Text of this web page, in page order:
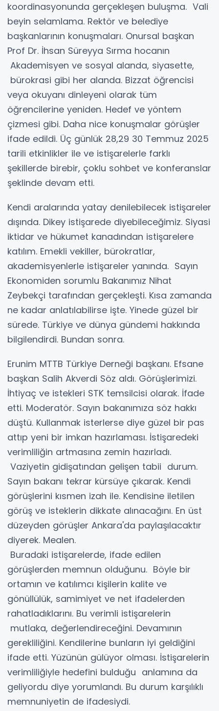
koordinasyonunda gerçekleşen buluşma. Vali
beyin selamlama. Rektör ve belediye
başkanlarının konuşmaları. Onursal başkan
Prof Dr. İhsan Süreyya Sırma hocanın
Akademisyen ve sosyal alanda, siyasette,
bürokrasi gibi her alanda. Bizzat öğrencisi
veya okuyanı dinleyeni olarak tüm
öğrencilerine yeniden. Hedef ve yöntem
çizmesi gibi. Daha nice konuşmalar görüşler
ifade edildi. Üç günlük 28,29 30 Temmuz 2025
tarili etkinlikler ile ve istişarelerle farklı
şekillerde birebir, çoklu sohbet ve konferanslar
şeklinde devam etti.
Kendi aralarında yatay denilebilecek istişareler
dışında. Dikey istişarede diyebileceğimiz. Siyasi
iktidar ve hükumet kanadından istişarelere
katılım. Emekli vekiller, bürokratlar,
akademisyenlerle istişareler yanında. Sayın
Ekonomiden sorumlu Bakanımız Nihat
Zeybekçi tarafından gerçekleşti. Kısa zamanda
ne kadar anlatılabilirse işte. Yinede güzel bir
sürede. Türkiye ve dünya gündemi hakkında
bilgilendirdi. Bundan sonra.
Erunim MTTB Türkiye Derneği başkanı. Efsane
başkan Salih Akverdi Söz aldı. Görüşlerimizi.
İhtiyaç ve istekleri STK temsilcisi olarak. İfade
etti. Moderatör. Sayın bakanımıza söz hakkı
düştü. Kullanmak isterlerse diye güzel bir pas
attıp yeni bir imkan hazırlaması. İstişaredeki
verimliliğin artmasına zemin hazırladı.
Vaziyetin gidişatından gelişen tabii durum.
Sayın bakanı tekrar kürsüye çıkarak. Kendi
görüşlerini kısmen izah ile. Kendisine iletilen
görüş ve isteklerin dikkate alınacağını. En üst
düzeyden görüşler Ankara'da paylaşılacaktır
diyerek. Mealen.
Buradaki istişarelerde, ifade edilen
görüşlerden memnun olduğunu. Böyle bir
ortamın ve katılımcı kişilerin kalite ve
gönüllülük, samimiyet ve net ifadelerden
rahatladıklarını. Bu verimli istişarelerin
mutlaka, değerlendireceğini. Devamının
gerekliliğini. Kendilerine bunların iyi geldiğini
ifade etti. Yüzünün gülüyor olması. İstişarelerin
verimliliğiyle hedefini bulduğu anlamına da
geliyordu diye yorumlandı. Bu durum karşılıklı
memnuniyetin de ifadesiydi.